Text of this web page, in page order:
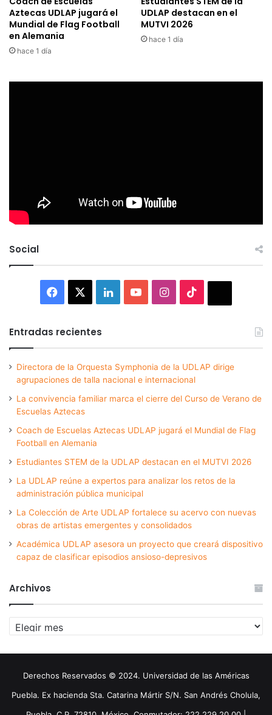
Aztecas UDLAP jugará el
Mundial de Flag Football
en Alemania
hace 1 día
UDLAP destacan en el
MUTVI 2026
hace 1 día
Social
Facebook LinkedInYouTubeInstagram
Entradas recientes
Directora de la Orquesta Symphonia de la UDLAP dirige
agrupaciones de talla nacional e internacional
La convivencia familiar marca el cierre del Curso de Verano de
Escuelas Aztecas
Coach de Escuelas Aztecas UDLAP jugará el Mundial de Flag
Football en Alemania
Estudiantes STEM de la UDLAP destacan en el MUTVI 2026
La UDLAP reúne a expertos para analizar los retos de la
administración pública municipal
La Colección de Arte UDLAP fortalece su acervo con nuevas
obras de artistas emergentes y consolidados
Académica UDLAP asesora un proyecto que creará dispositivo
capaz de clasificar episodios ansioso-depresivos
Archivos
Archivos
Derechos Reservados © 2024. Universidad de las Américas
Puebla. Ex hacienda Sta. Catarina Mártir S/N. San Andrés Cholula,